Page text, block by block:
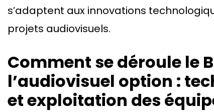
s’adaptent aux innovations
projets audiovisuels.
Comment se déroule le
l’audiovisuel option :
et exploitation des